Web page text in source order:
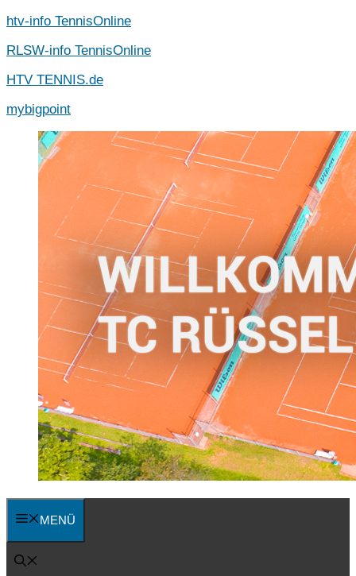
Zum
springen
htv-info TennisOnline
RLSW-info TennisOnline
HTV TENNIS.de
mybigpoint
MENÜ